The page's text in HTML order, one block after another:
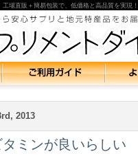
工場直販＋簡易包装で、低価格と高品質を実現
2013
ミンが良いらしい